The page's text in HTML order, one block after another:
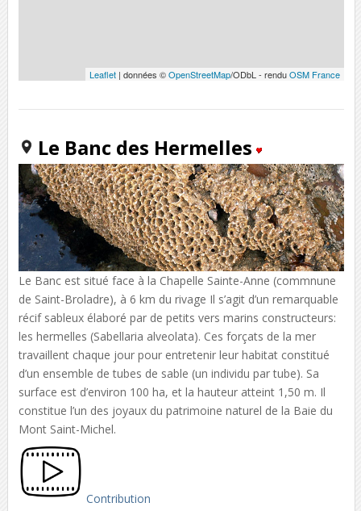
Leaflet | données ©OpenStreetMap/ODbL - renduOSM France
Le Banc des Hermelles
Le Banc est situé face à la Chapelle Sainte-Anne (commnune
de Saint-Broladre), à 6 km du rivage Il s’agit d’un remarquable
récif sableux élaboré par de petits vers marins constructeurs:
les hermelles (Sabellaria alveolata). Ces forçats de la mer
travaillent chaque jour pour entretenir leur habitat constitué
d’un ensemble de tubes de sable (un individu par tube). Sa
surface est d’environ 100 ha, et la hauteur atteint 1,50 m. Il
constitue l’un des joyaux du patrimoine naturel de la Baie du
Mont Saint-Michel.
Contribution